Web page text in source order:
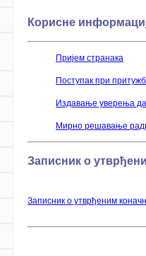
Корисне
Пријем странака
Поступак при
Издавање уверења да
Мирно решавање
Записник о
Записник о утврђеним